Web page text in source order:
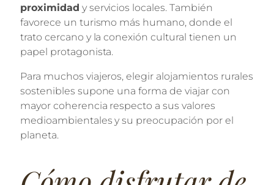
proximidad y servicios locales. También
favorece un turismo más humano, donde el
trato cercano y la conexión cultural tienen un
papel protagonista.
Para muchos viajeros, elegir alojamientos rurales
sostenibles supone una forma de viajar con
mayor coherencia respecto a sus valores
medioambientales y su preocupación por el
planeta.